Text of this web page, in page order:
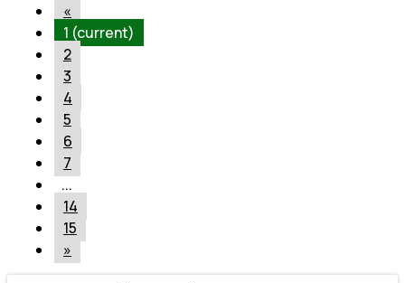
«
1 (current)
2
3
4
5
6
7
...
14
15
»